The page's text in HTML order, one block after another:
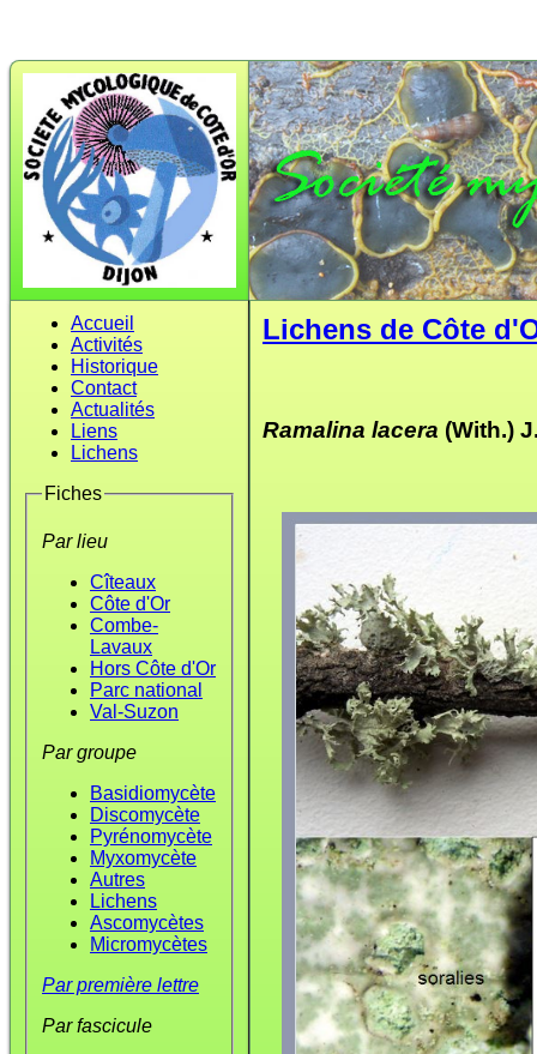
Accueil
Activités
Historique
Contact
Actualités
Liens
Lichens
Fiches
Par lieu
Cîteaux
Côte d'Or
Combe-
Lavaux
Hors Côte d'Or
Parc national
Val-Suzon
Par groupe
Basidiomycète
Discomycète
Pyrénomycète
Myxomycète
Autres
Lichens
Ascomycètes
Micromycètes
Par première lettre
Par fascicule
Lichens de Côte
Ramalina lacera (With.)